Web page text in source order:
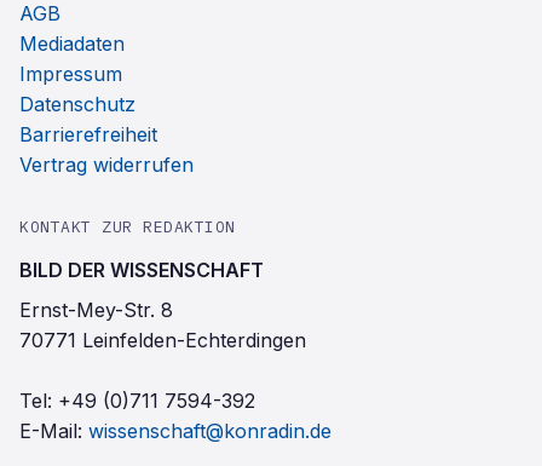
AGB
Mediadaten
Impressum
Datenschutz
Barrierefreiheit
Vertrag widerrufen
KONTAKT ZUR REDAKTION
BILD DER WISSENSCHAFT
Ernst-Mey-Str. 8
70771 Leinfelden-Echterdingen
Tel: +49 (0)711 7594-392
E-Mail: wissenschaft@konradin.de